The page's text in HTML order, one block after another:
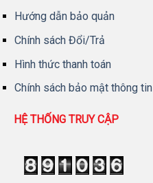
Hướng dẫn bảo quản
Chính sách Đổi/Trả
Hình thức thanh toán
Chính sách bảo mật thông tin
HỆ THỐNG TRUY CẬP